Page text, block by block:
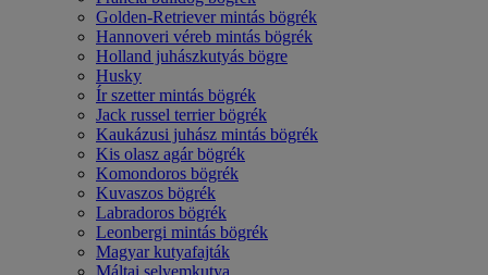
Golden-Retriever mintás bögrék
Hannoveri véreb mintás bögrék
Holland juhászkutyás bögre
Husky
Ír szetter mintás bögrék
Jack russel terrier bögrék
Kaukázusi juhász mintás bögrék
Kis olasz agár bögrék
Komondoros bögrék
Kuvaszos bögrék
Labradoros bögrék
Leonbergi mintás bögrék
Magyar kutyafajták
Máltai selyemkutya